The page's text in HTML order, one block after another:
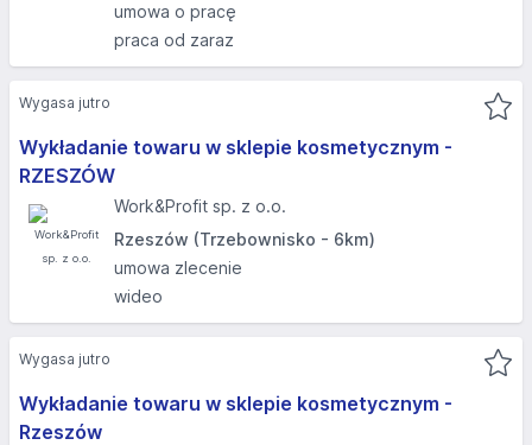
umowa o pracę
praca od zaraz
Wykładanie towaru w sklepie kosmetycznym -
RZESZÓW
Work&Profit sp. z o.o.
Rzeszów (Trzebownisko - 6km)
umowa zlecenie
wideo
Wygasa jutro
Wykładanie towaru w sklepie kosmetycznym -
Rzeszów​
Wygasa jutro